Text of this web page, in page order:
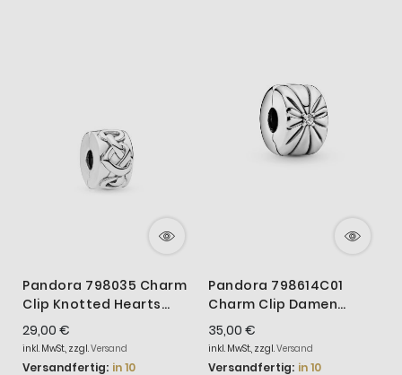
Pandora 798035 Charm
Clip Knotted Hearts
Sterling-Silber
29,00 €
inkl. MwSt., zzgl.Versand
Versandfertig: in 10
Pandora 798614C01
Charm Clip Damen
Funkelnder
Sonnenstrahl Sterling-
Silber
35,00 €
inkl. MwSt., zzgl.Versand
Versandfertig: in 10